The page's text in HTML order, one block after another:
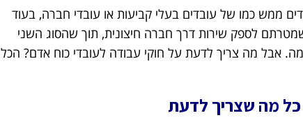
ממש כמו של עובדים בעלי קביעות או עובדי חברה, בעוד
לספק שירות דרך חברה חיצונית, תוך שהסוג השני
אבל מה צריך לדעת על חוקי עבודה לעובדי כוח אדם? הכל
כל מה שצריך לדעת